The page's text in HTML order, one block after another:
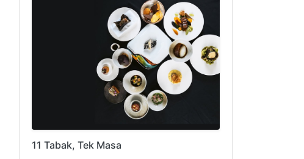
11 Tabak, Tek Masa